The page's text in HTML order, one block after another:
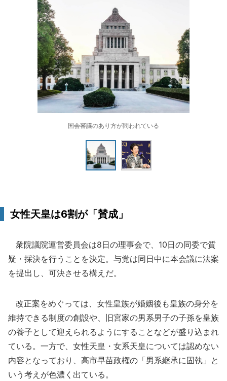
国会審議のあり方が問われている
女性天皇は6割が「賛成」
衆院議院運営委員会は8日の理事会で、10日の同委で質
疑・採決を行うことを決定。与党は同日中に本会議に法案
を提出し、可決させる構えだ。
改正案をめぐっては、女性皇族が婚姻後も皇族の身分を
維持できる制度の創設や、旧宮家の男系男子の子孫を皇族
の養子として迎えられるようにすることなどが盛り込まれ
ている。一方で、女性天皇・女系天皇については認めない
内容となっており、高市早苗政権の「男系継承に固執」と
いう考えが色濃く出ている。